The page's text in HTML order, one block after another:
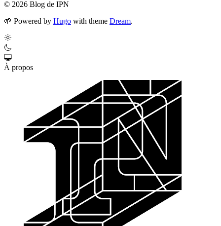
© 2026 Blog de IPN
🌱 Powered by Hugo with theme Dream.
À propos